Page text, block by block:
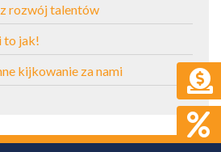
rozwój talentów
to jak!
kijkowanie za nami